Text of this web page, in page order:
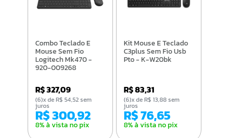
Combo Teclado E
Mouse Sem Fio
Logitech Mk470 -
920-009268
R$ 327,09
R$ 300,92
8% à vista no pix
(6)x de R$ 54,52 sem
juros
Kit Mouse E Teclado
C3plus Sem Fio Usb
Pto - K-W20bk
R$ 83,31
R$ 76,65
8% à vista no pix
(6)x de R$ 13,88 sem
juros